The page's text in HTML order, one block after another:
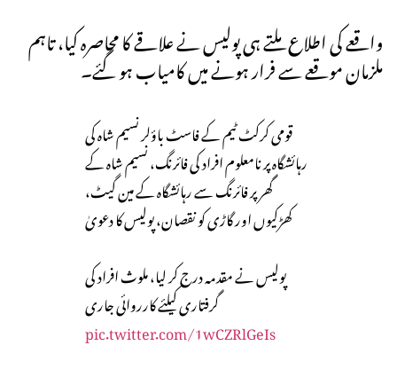
واقعے کی اطلاع ملتے ہی پولیس نے علاقے کا محاصرہ کیا، تاہم
ملزمان موقعے سے فرار ہونے میں کامیاب ہو گئے۔
قومی کرکٹ ٹیم کے فاسٹ باؤلر نسیم شاہ کی
رہائشگاہ پر نامعلوم افراد کی فائرنگ، نسیم شاہ کے
گھر پر فائرنگ سے رہائشگاہ کے مین گیٹ،
کھڑکیوں اور گاڑی کو نقصان، پولیس کا دعویٰ
پولیس نے مقدمہ درج کر لیا، ملوث افراد کی
گرفتاری کیلئے کارروائی جاری
pic.twitter.com/1wCZRlGeIs